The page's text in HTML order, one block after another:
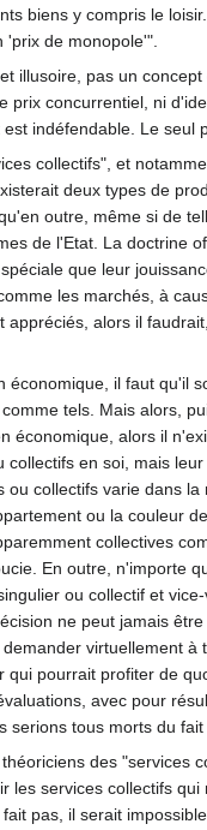
biens y compris le
de monopole'".
illusoire, pas un
concurrentiel, ni
indéfendable. Le seul
collectifs", et
deux types de
outre, même si de
de l'Etat. La doctrine
que leur
les marchés, à
alors il
il faut qu'il
tels. Mais alors,
alors il
en soi, mais
collectifs varie dans
ou la couleur
collectives
En outre, n'importe
ou collectif et
ne peut jamais
virtuellement
pourrait profiter de
avec pour
tous morts du
des "services
services collectifs
pas, il serait